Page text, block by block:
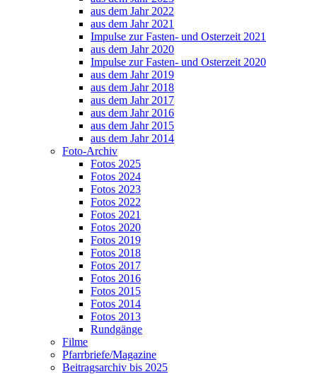
aus dem Jahr 2022
aus dem Jahr 2021
Impulse zur Fasten- und Osterzeit 2021
aus dem Jahr 2020
Impulse zur Fasten- und Osterzeit 2020
aus dem Jahr 2019
aus dem Jahr 2018
aus dem Jahr 2017
aus dem Jahr 2016
aus dem Jahr 2015
aus dem Jahr 2014
Foto-Archiv
Fotos 2025
Fotos 2024
Fotos 2023
Fotos 2022
Fotos 2021
Fotos 2020
Fotos 2019
Fotos 2018
Fotos 2017
Fotos 2016
Fotos 2015
Fotos 2014
Fotos 2013
Rundgänge
Filme
Pfarrbriefe/Magazine
Beitragsarchiv bis 2025